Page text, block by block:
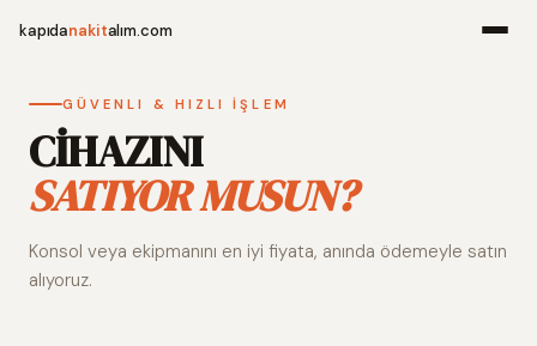
kapıdanakitalım.com
Alım
GÜVENLI & HIZLI İŞLEM
CİHAZINI
SATIYOR MUSUN?
Konsol veya ekipmanını en iyi fiyata, anında ödemeyle satın
alıyoruz.